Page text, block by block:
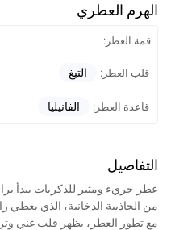
الهرم العطري
قمة العطر:
قلب العطر: التبغ
قاعدة العطر: الفانيليا
التفاصيل
عطر جريء ومثير للذكريات يبدأ
من الجاذبية الدخانية، الذي يعطي
مع تطور العطر، يظهر قلب غني